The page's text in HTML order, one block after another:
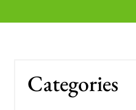
Categories